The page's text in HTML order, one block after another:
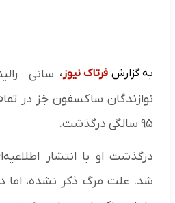
به گزارش فرتاک نیوز ، سانی
نوازندگان ساکسفون جَز در
۹۵ سالگی درگذشت.
درگذشت او با انتشار
شد. علت مرگ ذکر نشده، اما